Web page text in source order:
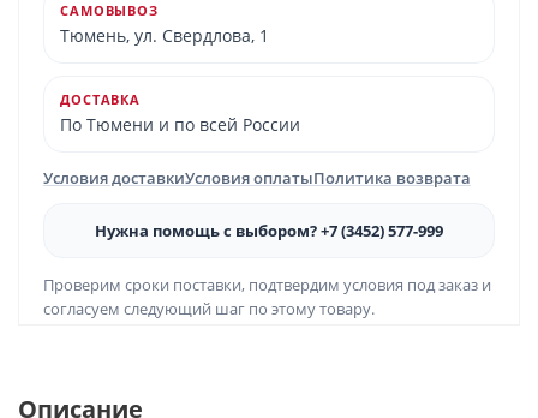
САМОВЫВОЗ
Тюмень, ул. Свердлова, 1
ДОСТАВКА
По Тюмени и по всей России
Условия доставкиУсловия оплатыПолитика возврата
Нужна помощь с выбором? +7 (3452) 577-999
Проверим сроки поставки, подтвердим условия под заказ и
согласуем следующий шаг по этому товару.
Описание